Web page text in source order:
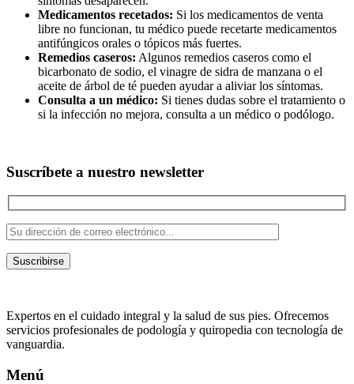
Medicamentos recetados: Si los medicamentos de venta
libre no funcionan, tu médico puede recetarte medicamentos
antifúngicos orales o tópicos más fuertes.
Remedios caseros: Algunos remedios caseros como el
bicarbonato de sodio, el vinagre de sidra de manzana o el
aceite de árbol de té pueden ayudar a aliviar los síntomas.
Consulta a un médico: Si tienes dudas sobre el tratamiento o
si la infección no mejora, consulta a un médico o podólogo.
Suscríbete a nuestro newsletter
Suscribirse
Expertos en el cuidado integral y la salud de sus pies. Ofrecemos
servicios profesionales de podología y quiropedia con tecnología de
vanguardia.
Menú